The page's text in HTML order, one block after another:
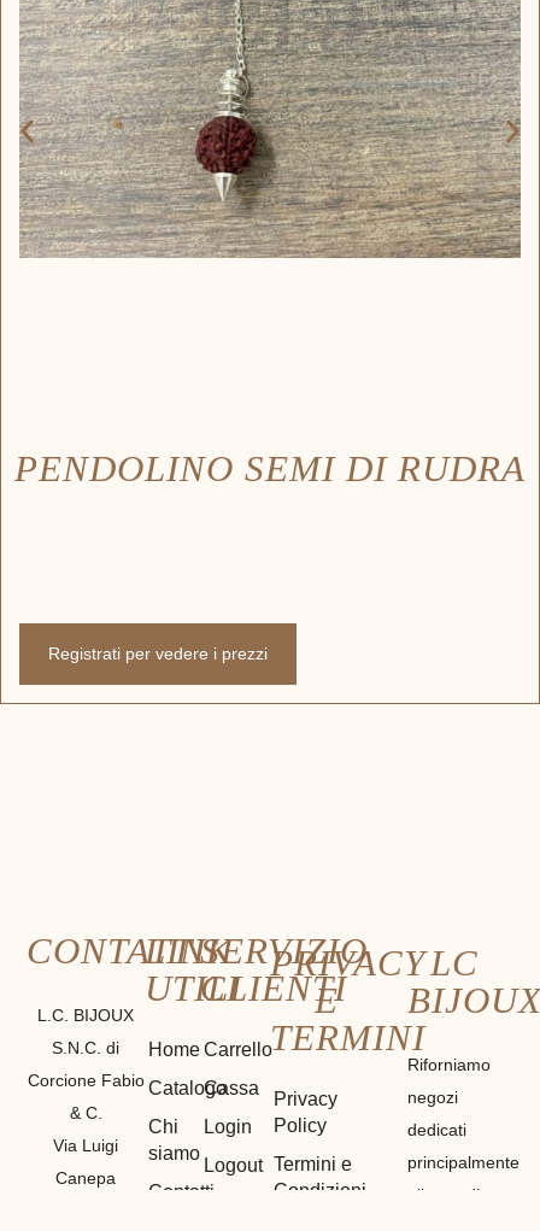
PENDOLINO SEMI DI RUDRA
Registrati per vedere i prezzi
LC
Riforniamo
negozi
dedicati
principalmente
alla vendita
LINK
UTILI
Home
Catalogo
Chi
siamo
Contatti
SERVIZIO
CLIENTI
Carrello
Cassa
Login
Logout
PRIVACY
E
TERMINI
Privacy
Policy
Termini e
Condizioni
CONTATTI
L.C. BIJOUX
S.N.C. di
Corcione Fabio
& C.
Via Luigi
Canepa